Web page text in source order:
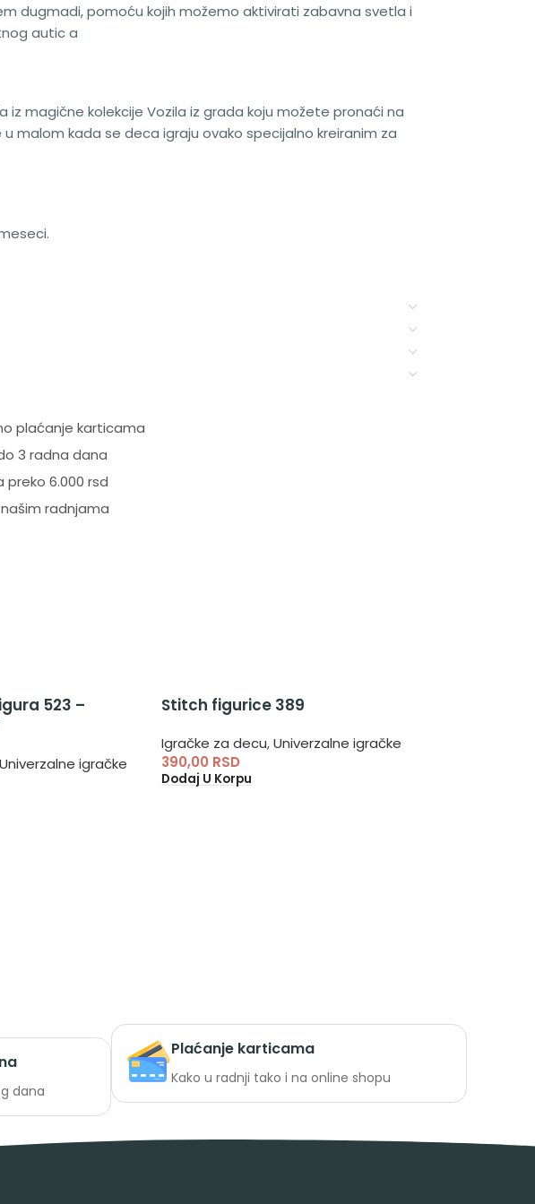
dugmadi, pomoću kojih možemo aktivirati zabavna svetla i
autic a
iz magične kolekcije Vozila iz grada koju možete pronaći na
malom kada se deca igraju ovako specijalno kreiranim za
plaćanje karticama
3 radna dana
6.000 rsd
radnjama
523 –
Univerzalne igračke
Stitch figurice 389
Igračke za decu, Univerzalne igračke
390,00 RSD
Dodaj U Korpu
dana
Plaćanje karticama
Kako u radnji tako i na online shopu